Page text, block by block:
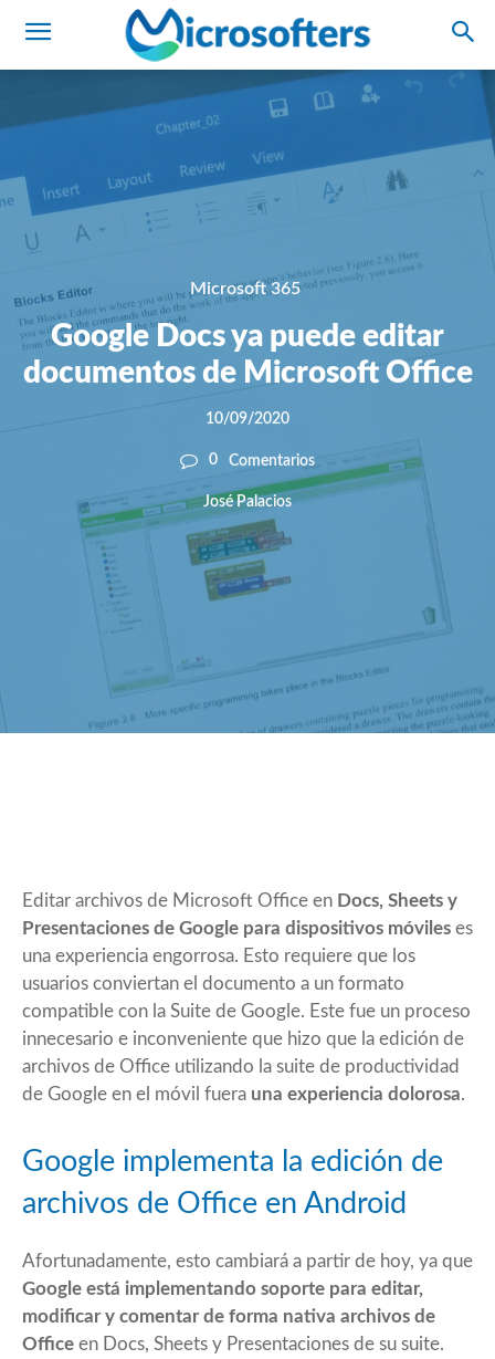
Microsoft 365
Google Docs ya puede editar
documentos de Microsoft Office
10/09/2020
0 Comentarios
José Palacios
Editar archivos de Microsoft Office en Docs, Sheets y
Presentaciones de Google para dispositivos móviles es
una experiencia engorrosa. Esto requiere que los
usuarios conviertan el documento a un formato
compatible con la Suite de Google. Este fue un proceso
innecesario e inconveniente que hizo que la edición de
archivos de Office utilizando la suite de productividad
de Google en el móvil fuera una experiencia dolorosa.
Google implementa la edición de
archivos de Office en Android
Afortunadamente, esto cambiará a partir de hoy, ya que
Google está implementando soporte para editar,
modificar y comentar de forma nativa archivos de
Office en Docs, Sheets y Presentaciones de su suite.